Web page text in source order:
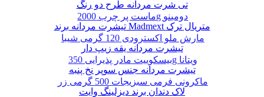
ماست پر چرب 2000g دومینو
مارش ملو اکسترودی 120 گرمی شیبا
بیسکوییت مادر پذیرایی 350g ویتانا
ماکرونی فرمی سبزیجات 500 گرمی زر
تی شرت مردانه طرح دو رنگ
تیشرت مردانه برند Madmext متریال ترک
تیشرت مردانه یقه زیپ دار
تیشرت مردانه جنس سوپر نخ پنبه
لاک دندان برند دیزلینگ وایت